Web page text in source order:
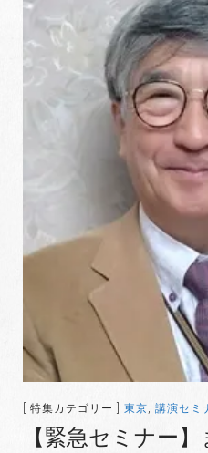
[ 特集カテゴリー ] 東京, 講演セミ
【緊急セミナー